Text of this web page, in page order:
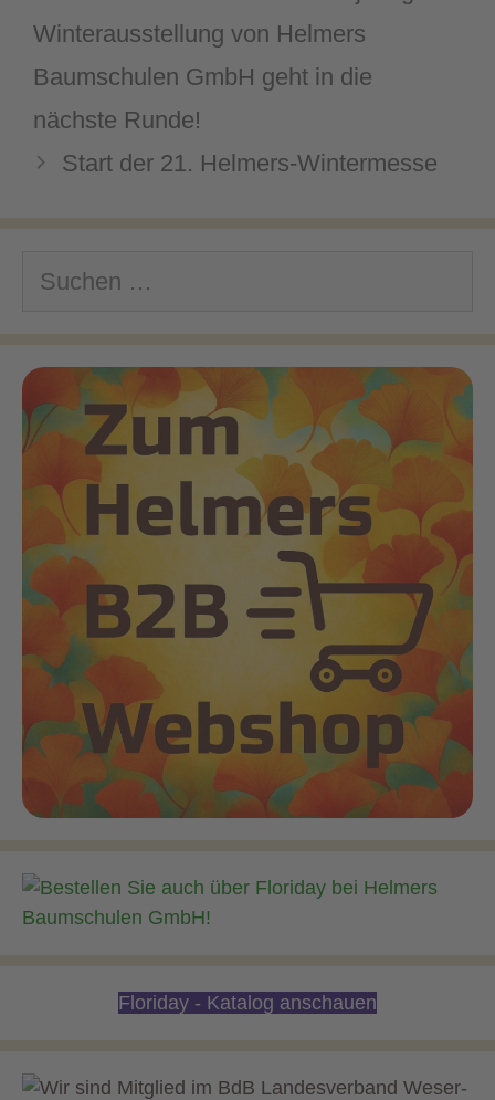
Winterausstellung von Helmers
Baumschulen GmbH geht in die
nächste Runde!
Start der 21. Helmers-Wintermesse
nach:
Floriday - Katalog anschauen